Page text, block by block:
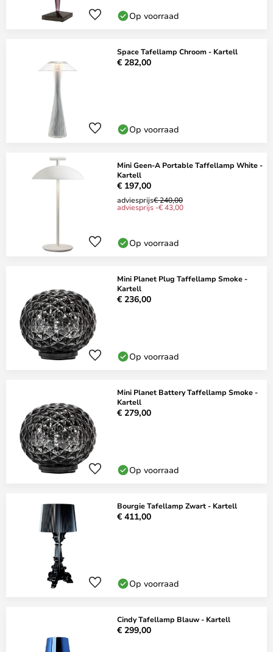
Op voorraad
Space Tafellamp Chroom - Kartell
€ 282,00
Op voorraad
Mini Geen-A Portable Taffellamp White -
Kartell
€ 197,00
adviesprijs€ 240,00
adviesprijs -€ 43,00
Op voorraad
Mini Planet Plug Taffellamp Smoke -
Kartell
€ 236,00
Op voorraad
Mini Planet Battery Taffellamp Smoke -
Kartell
€ 279,00
Op voorraad
Bourgie Tafellamp Zwart - Kartell
€ 411,00
Op voorraad
Cindy Tafellamp Blauw - Kartell
€ 299,00